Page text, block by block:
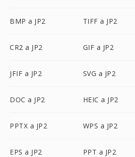
BMP a JP2 TIFF a JP2
CR2 a JP2 GIF a JP2
JFIF a JP2 SVG a JP2
DOC a JP2 HEIC a JP2
PPTX a JP2 WPS a JP2
EPS a JP2 PPT a JP2